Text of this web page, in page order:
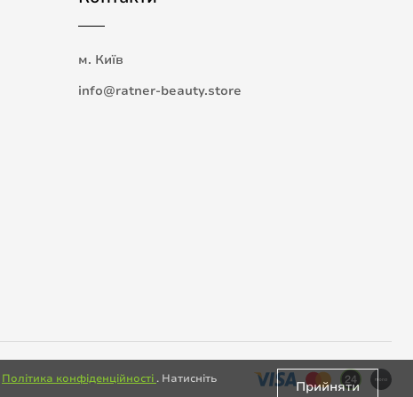
м. Київ
info@ratner-beauty.store
Політика конфіденційності . Натисніть
Прийняти